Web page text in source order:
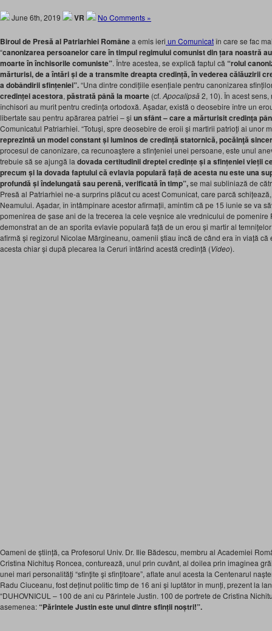
June 6th, 2019 VR No Comments »
Biroul de Presă al Patriarhiei Românea emis ieri un Comunicatîn care se fac
“canonizarea persoanelor care în timpul regimului comunist din țara noastră
moarte în închisorile comuniste”. Între acestea, se explică faptul că “rolul
mărturisi, de a întări și de a transmite dreapta credință, în vederea călăuzirii
a dobândirii sfințeniei”.“Una dintre condițiile esențiale pentru canonizarea
credinței acestora, păstrată până la moarte (cf. Apocalipsă2, 10). În acest
închisori au murit pentru credința ortodoxă. Așadar, există o deosebire între un
libertate sau pentru apărarea patriei – şi un sfânt – care a mărturisit credinţa
Comunicatul Patriarhiei. “Totuși, spre deosebire de eroii şi martirii patrioţi ai unor
reprezintă un model constant și luminos de credință statornică, pocăinţă
procesul de canonizare, ca recunoaştere a sfinţeniei unei persoane, este unul
trebuie să se ajungă la dovada certitudinii dreptei credințe și a sfințeniei vieții
precum și la dovada faptului că evlavia populară față de acesta nu este una
profundă și îndelungată sau perenă, verificată în timp”,se mai subliniază de
Presă al Patriarhiei ne-a surprins plăcut cu acest Comunicat, care parcă
Neamului. Așadar, în întâmpinare acestor afirmații, amintim că pe 15 iunie se va
pomenirea de șase ani de la trecerea la cele veșnice ale vrednicului de pomenire
demonstrat an de an sporita evlavie populară față de un erou și martir al
afirmă și regizorul Nicolae Mărgineanu, oamenii știau încă de când era în viață că
acesta chiar și după plecarea la Ceruri întărind acestă credință (Video).
Oameni de știință, ca Profesorul Univ. Dr. Ilie Bădescu, membru al Academiei
Cristina Nichituș Roncea, conturează, unul prin cuvânt, al doilea prin imaginea
unei mari personalităţi “sfinţite şi sfinţitoare”, aflate anul acesta la Centenarul
Radu Ciuceanu, fost deținut politic timp de 16 ani și luptător în munți, prezent la
“DUHOVNICUL – 100 de ani cu Părintele Justin. 100 de portrete de Cristina
asemenea:“Părintele Justin este unul dintre sfinții noștri!”.